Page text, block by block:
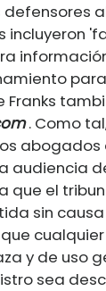
incluyeron
Franks
. Como
abogados
audiencia
que el
sin
y de uso
sea